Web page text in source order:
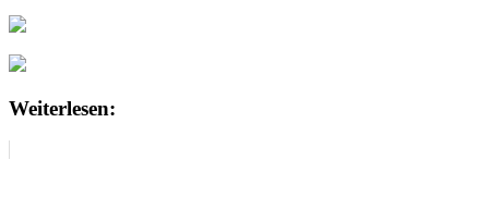
Weiterlesen: